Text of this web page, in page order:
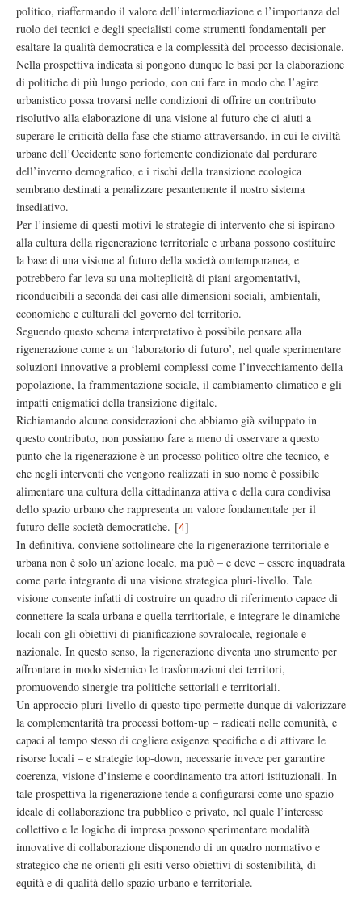
politico, riaffermando il valore dell’intermediazione e l’importanza del
ruolo dei tecnici e degli specialisti come strumenti fondamentali per
esaltare la qualità democratica e la complessità del processo decisionale.
Nella prospettiva indicata si pongono dunque le basi per la elaborazione
di politiche di più lungo periodo, con cui fare in modo che l’agire
urbanistico possa trovarsi nelle condizioni di offrire un contributo
risolutivo alla elaborazione di una visione al futuro che ci aiuti a
superare le criticità della fase che stiamo attraversando, in cui le civiltà
urbane dell’Occidente sono fortemente condizionate dal perdurare
dell’inverno demografico, e i rischi della transizione ecologica
sembrano destinati a penalizzare pesantemente il nostro sistema
insediativo.
Per l’insieme di questi motivi le strategie di intervento che si ispirano
alla cultura della rigenerazione territoriale e urbana possono costituire
la base di una visione al futuro della società contemporanea, e
potrebbero far leva su una molteplicità di piani argomentativi,
riconducibili a seconda dei casi alle dimensioni sociali, ambientali,
economiche e culturali del governo del territorio.
Seguendo questo schema interpretativo è possibile pensare alla
rigenerazione come a un ‘laboratorio di futuro’, nel quale sperimentare
soluzioni innovative a problemi complessi come l’invecchiamento della
popolazione, la frammentazione sociale, il cambiamento climatico e gli
impatti enigmatici della transizione digitale.
Richiamando alcune considerazioni che abbiamo già sviluppato in
questo contributo, non possiamo fare a meno di osservare a questo
punto che la rigenerazione è un processo politico oltre che tecnico, e
che negli interventi che vengono realizzati in suo nome è possibile
alimentare una cultura della cittadinanza attiva e della cura condivisa
dello spazio urbano che rappresenta un valore fondamentale per il
futuro delle società democratiche. [4]
In definitiva, conviene sottolineare che la rigenerazione territoriale e
urbana non è solo un’azione locale, ma può – e deve – essere inquadrata
come parte integrante di una visione strategica pluri-livello. Tale
visione consente infatti di costruire un quadro di riferimento capace di
connettere la scala urbana e quella territoriale, e integrare le dinamiche
locali con gli obiettivi di pianificazione sovralocale, regionale e
nazionale. In questo senso, la rigenerazione diventa uno strumento per
affrontare in modo sistemico le trasformazioni dei territori,
promuovendo sinergie tra politiche settoriali e territoriali.
Un approccio pluri-livello di questo tipo permette dunque di valorizzare
la complementarità tra processi bottom-up – radicati nelle comunità, e
capaci al tempo stesso di cogliere esigenze specifiche e di attivare le
risorse locali – e strategie top-down, necessarie invece per garantire
coerenza, visione d’insieme e coordinamento tra attori istituzionali. In
tale prospettiva la rigenerazione tende a configurarsi come uno spazio
ideale di collaborazione tra pubblico e privato, nel quale l’interesse
collettivo e le logiche di impresa possono sperimentare modalità
innovative di collaborazione disponendo di un quadro normativo e
strategico che ne orienti gli esiti verso obiettivi di sostenibilità, di
equità e di qualità dello spazio urbano e territoriale.